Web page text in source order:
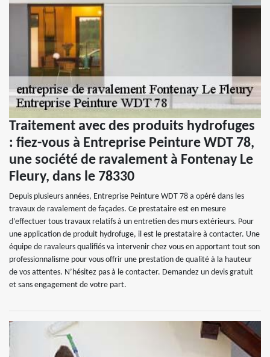
Traitement avec des produits hydrofuges
: fiez-vous à Entreprise Peinture WDT 78,
une société de ravalement à Fontenay Le
Fleury, dans le 78330
Depuis plusieurs années, Entreprise Peinture WDT 78 a opéré dans les
travaux de ravalement de façades. Ce prestataire est en mesure
d’effectuer tous travaux relatifs à un entretien des murs extérieurs. Pour
une application de produit hydrofuge, il est le prestataire à contacter. Une
équipe de ravaleurs qualifiés va intervenir chez vous en apportant tout son
professionnalisme pour vous offrir une prestation de qualité à la hauteur
de vos attentes. N’hésitez pas à le contacter. Demandez un devis gratuit
et sans engagement de votre part.